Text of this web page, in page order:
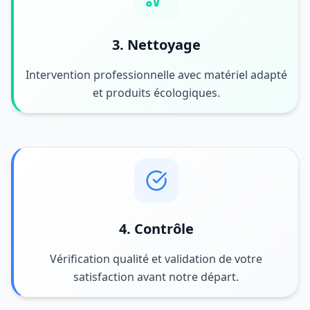
3. Nettoyage
Intervention professionnelle avec matériel adapté
et produits écologiques.
4. Contrôle
Vérification qualité et validation de votre
satisfaction avant notre départ.